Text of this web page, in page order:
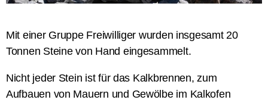
Mit einer Gruppe Freiwilliger wurden insgesamt20
Tonnen Steine von Hand eingesammelt.
Nicht jeder Stein ist für das Kalkbrennen, zum
Aufbauen von Mauern und Gewölbe im Kalkofen